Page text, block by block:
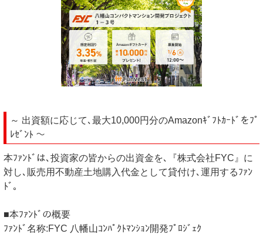
～ 出資額に応じて､最大10,000円分のAmazonｷﾞﾌﾄｶｰﾄﾞをﾌﾟ
ﾚｾﾞﾝﾄ ～
本ﾌｧﾝﾄﾞは､投資家の皆からの出資金を､『株式会社FYC』に
対し､販売用不動産土地購入代金として貸付け､運用するﾌｧﾝ
ﾄﾞ｡
■本ﾌｧﾝﾄﾞの概要
ﾌｧﾝﾄﾞ名称:FYC 八幡山ｺﾝﾊﾟｸﾄﾏﾝｼｮﾝ開発ﾌﾟﾛｼﾞｪｸ